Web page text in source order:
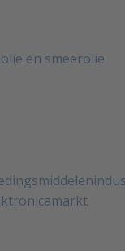
en smeerolie